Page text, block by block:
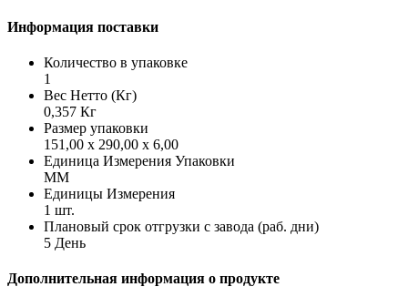
Информация поставки
Количество в упаковке
1
Вес Нетто (Кг)
0,357 Кг
Размер упаковки
151,00 x 290,00 x 6,00
Единица Измерения Упаковки
MM
Единицы Измерения
1 шт.
Плановый срок отгрузки с завода (раб. дни)
5 День
Дополнительная информация о продукте